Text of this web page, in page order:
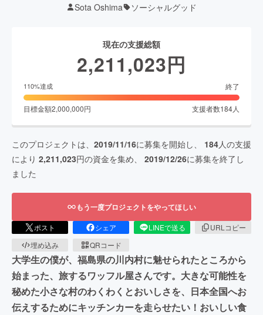
Sota Oshima ソーシャルグッド
現在の支援総額
2,211,023円
110%達成 終了
目標金額2,000,000円 支援者数184人
このプロジェクトは、 2019/11/16に募集を開始し、 184人の支援
により 2,211,023円の資金を集め、 2019/12/26に募集を終了し
ました
もう一度プロジェクトをやってほしい
ポスト シェア LINEで送る
URLコピー
埋め込み
QRコード
大学生の僕が、福島県の川内村に魅せられたところから
始まった、旅するワッフル屋さんです。大きな可能性を
秘めた小さな村のわくわくとおいしさを、日本全国へお
伝えするためにキッチンカーを走らせたい！おいしい食